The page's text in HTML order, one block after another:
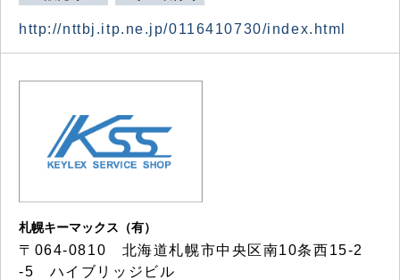
http://nttbj.itp.ne.jp/0116410730/index.html
札幌キーマックス（有）
〒064-0810 北海道札幌市中央区南10条西15-2
-5 ハイブリッジビル